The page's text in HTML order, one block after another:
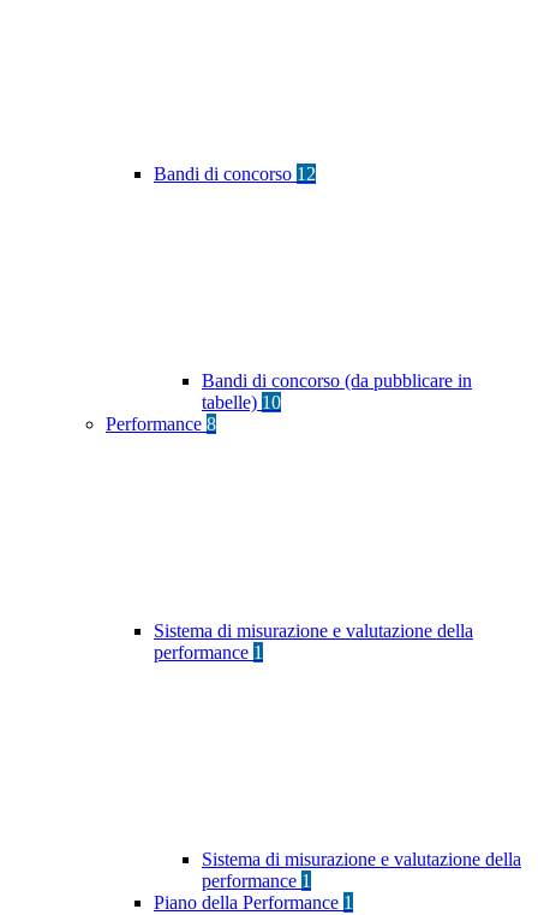
Bandi di concorso 12
Bandi di concorso (da pubblicare in
tabelle) 10
Performance 8
Sistema di misurazione e valutazione della
performance 1
Sistema di misurazione e valutazione della
performance 1
Piano della Performance 1